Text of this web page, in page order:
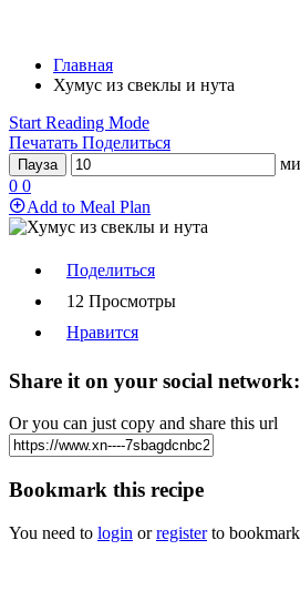
Главная
Хумус из свеклы и нута
Start Reading Mode
Печатать Поделиться
Пауза
0 0
Add to Meal Plan
Поделиться
12 Просмотры
Нравится
Share it on your social network:
Or you can just copy and share this url
Bookmark this recipe
You need to login orregisterto